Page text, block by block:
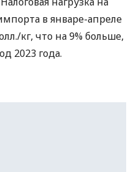
в январе-апреле
кг, что на 9% больше,
2023 года.